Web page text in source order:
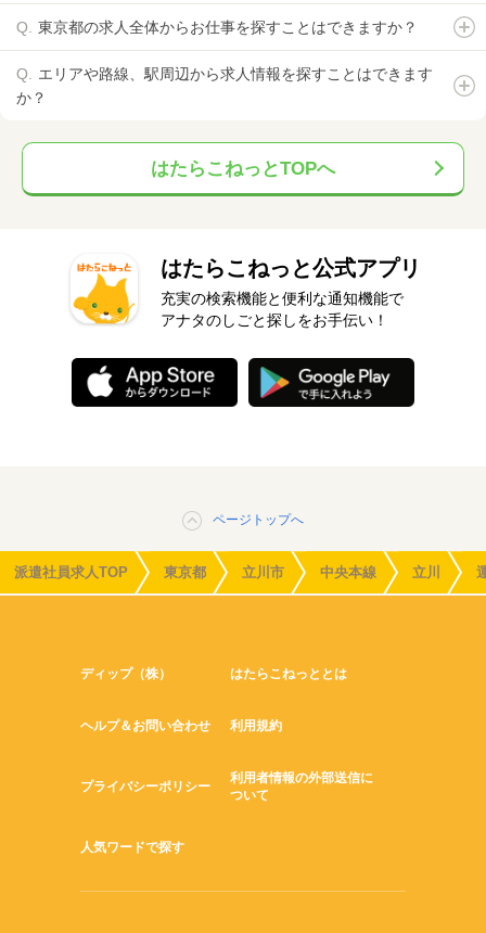
東京都の求人全体からお仕事を探すことはできますか？
エリアや路線、駅周辺から求人情報を探すことはできます
か？
はたらこねっとTOPへ
はたらこねっと公式アプリ
充実の検索機能と便利な通知機能で
アナタのしごと探しをお手伝い！
ページトップへ
派遣社員求人TOP 東京都 立川市 中央本線 立川
ディップ（株） はたらこねっととは
ヘルプ＆お問い合わせ 利用規約
プライバシーポリシー
利用者情報の外部送信に
ついて
人気ワードで探す